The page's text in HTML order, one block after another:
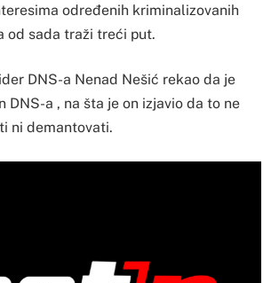
određenih kriminalizovanih
od sada traži treći put.
DNS-a Nenad Nešić rekao da je
DNS-a , na šta je on izjavio da to ne
ni demantovati.